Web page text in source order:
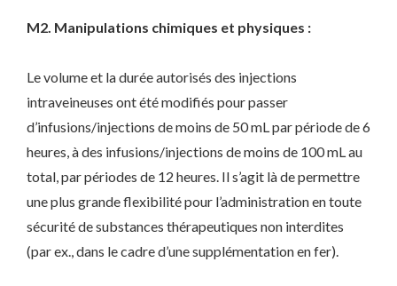
M2. Manipulations chimiques et physiques :
Le volume et la durée autorisés des injections
intraveineuses ont été modifiés pour passer
d’infusions/injections de moins de 50 mL par période de 6
heures, à des infusions/injections de moins de 100 mL au
total, par périodes de 12 heures. Il s’agit là de permettre
une plus grande flexibilité pour l’administration en toute
sécurité de substances thérapeutiques non interdites
(par ex., dans le cadre d’une supplémentation en fer).